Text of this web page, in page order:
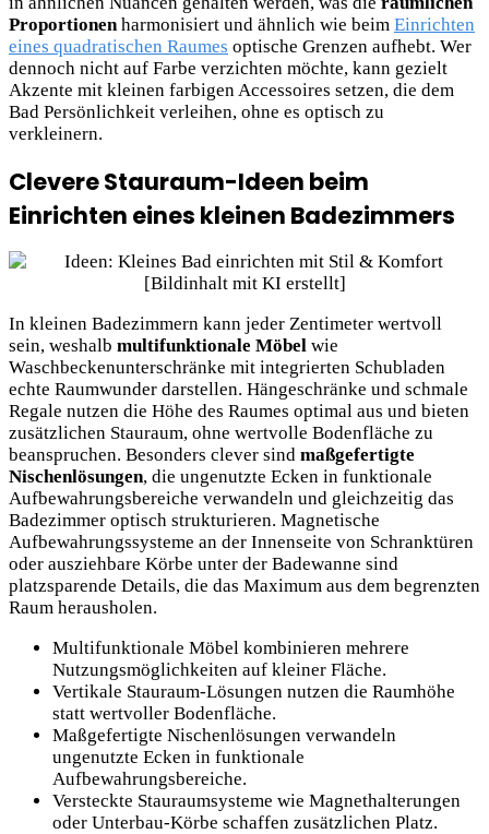
Proportionenharmonisiert und ähnlich wie beim Einrichten
eines quadratischen Raumes optische Grenzen aufhebt. Wer
dennoch nicht auf Farbe verzichten möchte, kann gezielt
Akzente mit kleinen farbigen Accessoires setzen, die dem
Bad Persönlichkeit verleihen, ohne es optisch zu
verkleinern.
Clevere Stauraum-Ideen beim
Einrichten eines kleinen Badezimmers
In kleinen Badezimmern kann jeder Zentimeter wertvoll
sein, weshalb multifunktionale Möbel wie
Waschbeckenunterschränke mit integrierten Schubladen
echte Raumwunder darstellen. Hängeschränke und schmale
Regale nutzen die Höhe des Raumes optimal aus und bieten
zusätzlichen Stauraum, ohne wertvolle Bodenfläche zu
beanspruchen. Besonders clever sind maßgefertigte
Nischenlösungen, die ungenutzte Ecken in funktionale
Aufbewahrungsbereiche verwandeln und gleichzeitig das
Badezimmer optisch strukturieren. Magnetische
Aufbewahrungssysteme an der Innenseite von Schranktüren
oder ausziehbare Körbe unter der Badewanne sind
platzsparende Details, die das Maximum aus dem begrenzten
Raum herausholen.
Multifunktionale Möbel kombinieren mehrere
Nutzungsmöglichkeiten auf kleiner Fläche.
Vertikale Stauraum-Lösungen nutzen die Raumhöhe
statt wertvoller Bodenfläche.
Maßgefertigte Nischenlösungen verwandeln
ungenutzte Ecken in funktionale
Aufbewahrungsbereiche.
Versteckte Stauraumsysteme wie Magnethalterungen
oder Unterbau-Körbe schaffen zusätzlichen Platz.